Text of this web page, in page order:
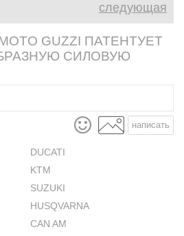
следующая
GUZZI ПАТЕНТУЕТ
СИЛОВУЮ
написать
DUCATI
KTM
SUZUKI
HUSQVARNA
CAN AM